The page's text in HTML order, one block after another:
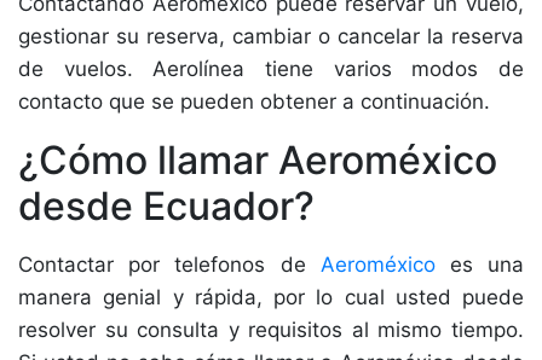
gestionar su reserva, cambiar o cancelar la reserva
de vuelos. Aerolínea tiene varios modos de
contacto que se pueden obtener a continuación.
¿Cómo llamar Aeroméxico
desde Ecuador?
Contactar por telefonos de Aeroméxicoes una
manera genial y rápida, por lo cual usted puede
resolver su consulta y requisitos al mismo tiempo.